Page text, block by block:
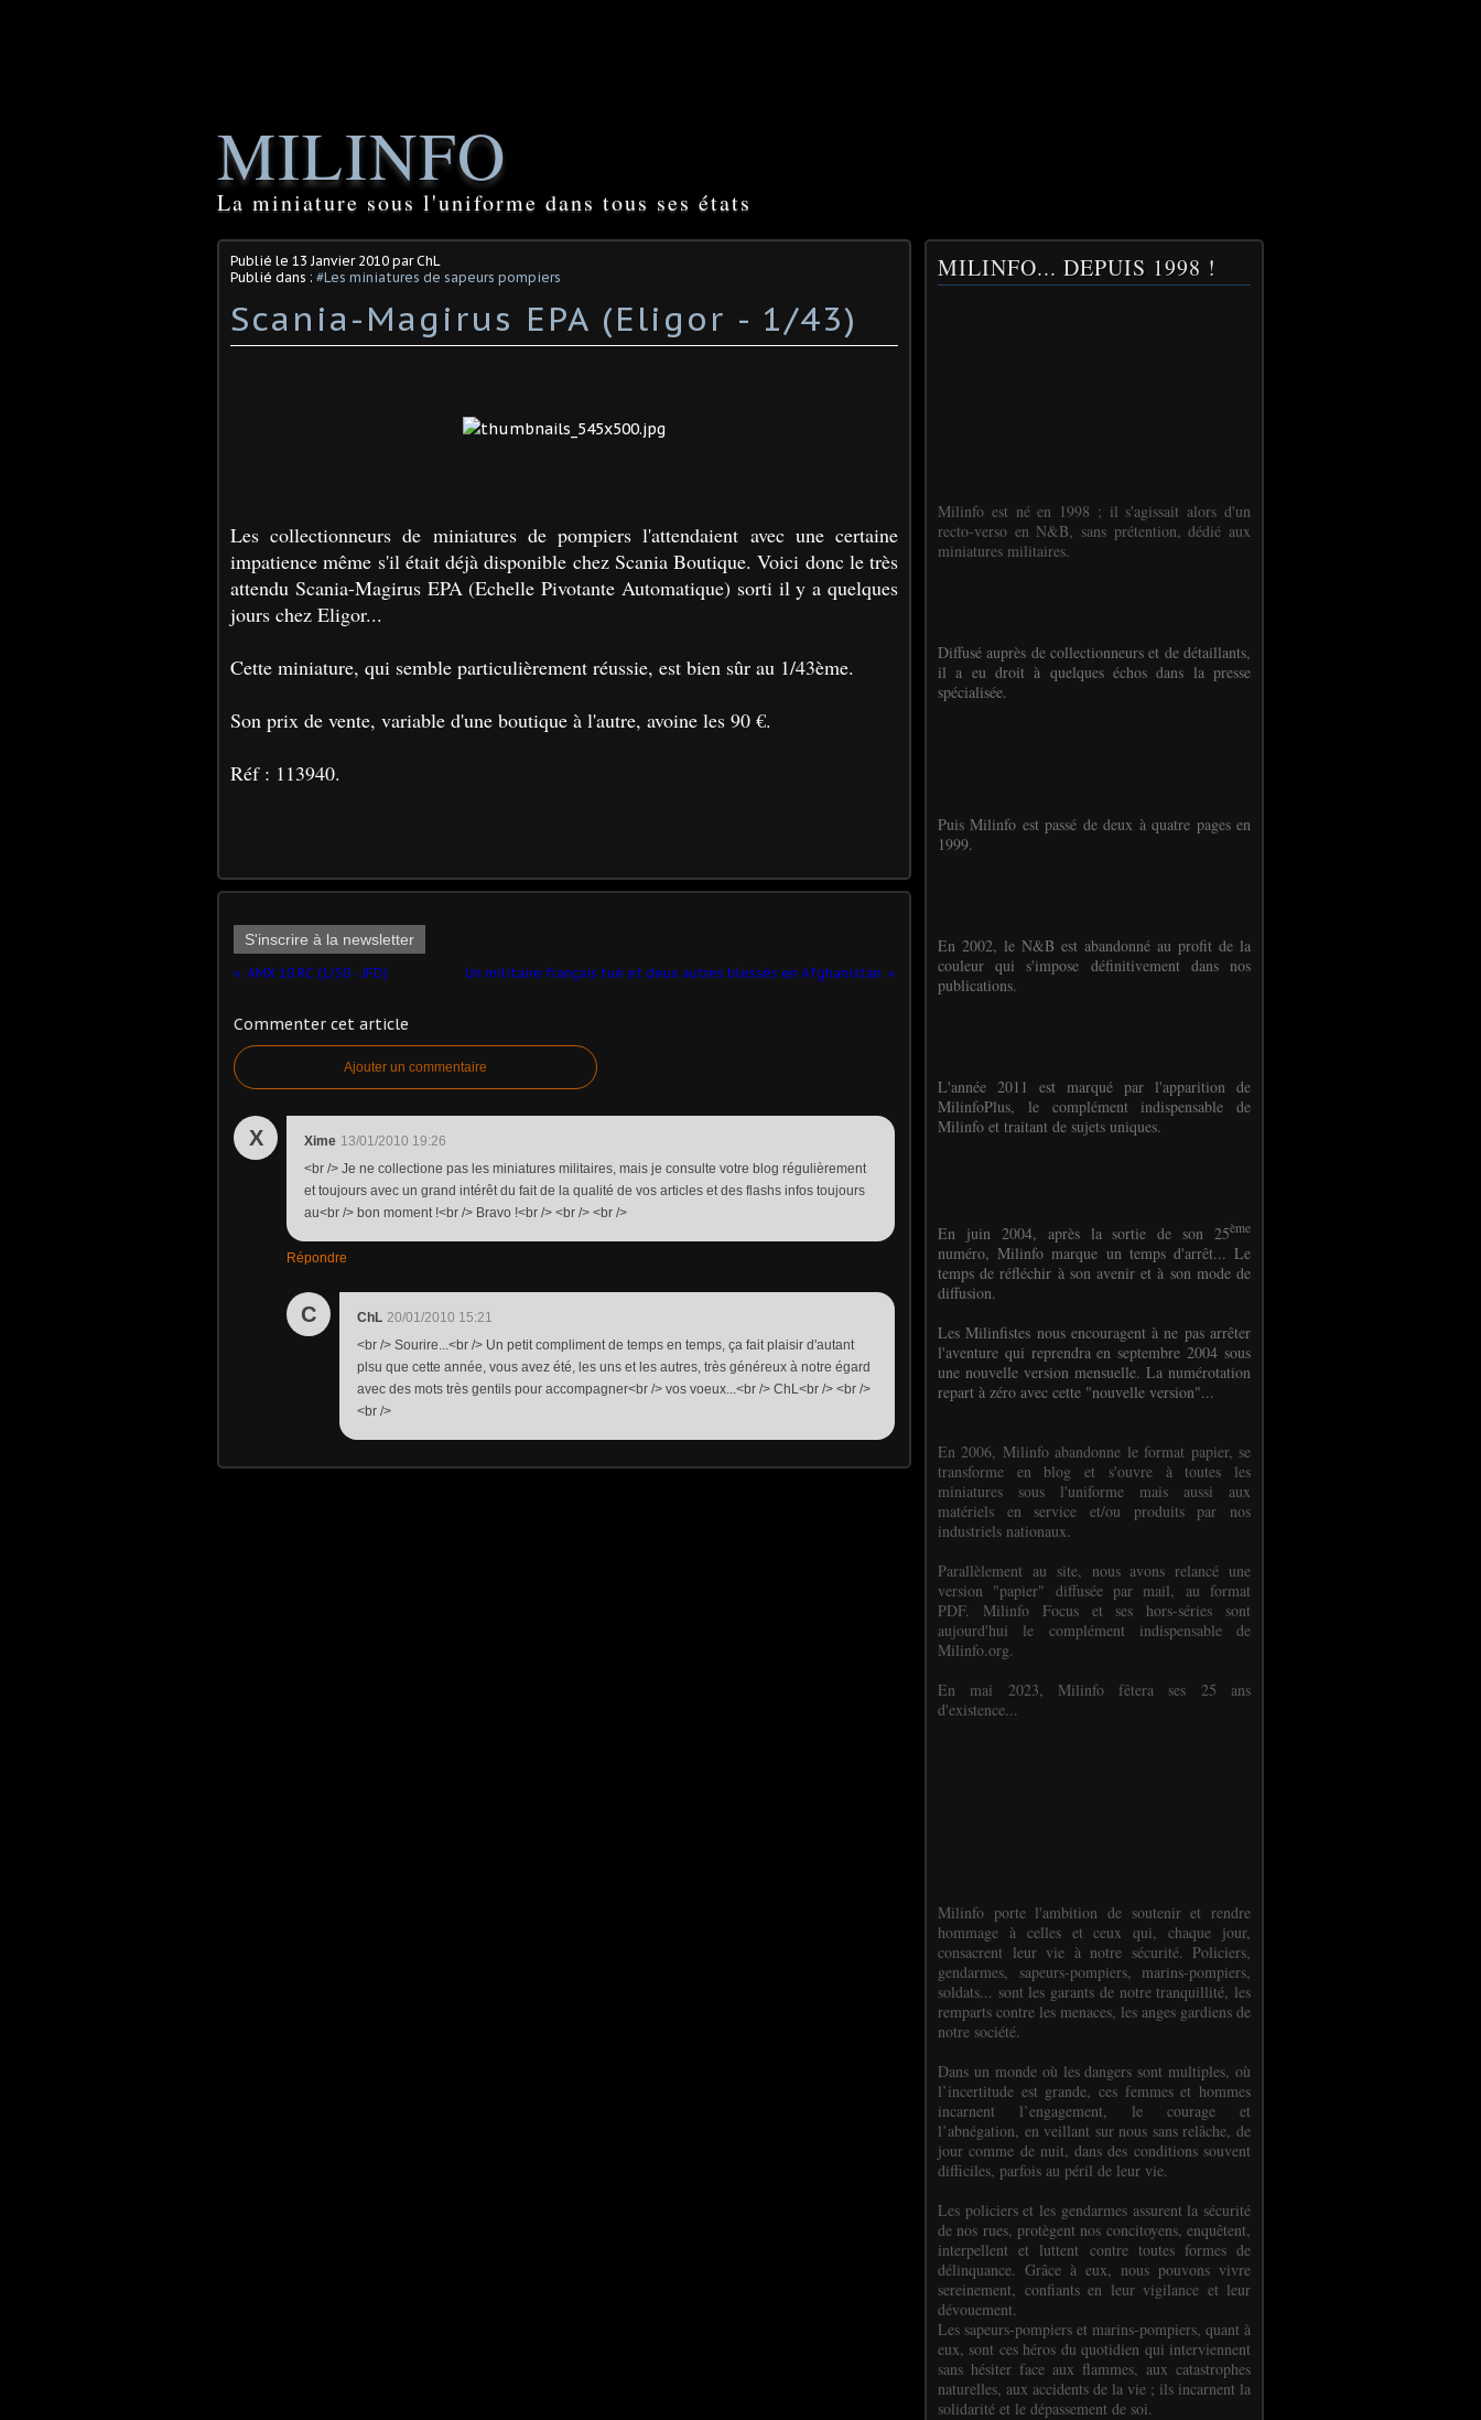
MILINFO
La miniature sous l'uniforme dans tous ses états
Publié le 13 Janvier 2010 par ChL
Publié dans : #Les miniatures de sapeurs pompiers
Scania-Magirus EPA (Eligor - 1/43)
Les collectionneurs de miniatures de pompiers l'attendaient avec une certaine
impatience même s'il était déjà disponible chez Scania Boutique. Voici donc le très
attendu Scania-Magirus EPA (Echelle Pivotante Automatique) sorti il y a quelques
jours chez Eligor...
Cette miniature, qui semble particulièrement réussie, est bien sûr au 1/43ème.
Son prix de vente, variable d'une boutique à l'autre, avoine les 90 €.
Réf : 113940.
S'inscrire à la newsletter
AMX 10 RC (1/50 - JFD) Un militaire français tué et deux autres blessés en Afghanistan
Commenter cet article
Ajouter un commentaire
X Xime 13/01/2010 19:26
<br /> Je ne collectione pas les miniatures militaires, mais je consulte votre blog régulièrement
et toujours avec un grand intérêt du fait de la qualité de vos articles et des flashs infos toujours
au<br /> bon moment !<br /> Bravo !<br /> <br /> <br />
Répondre
C ChL 20/01/2010 15:21
<br /> Sourire...<br /> Un petit compliment de temps en temps, ça fait plaisir d'autant
plsu que cette année, vous avez été, les uns et les autres, très généreux à notre égard
avec des mots très gentils pour accompagner<br /> vos voeux...<br /> ChL<br /> <br />
<br />
MILINFO... DEPUIS 1998 !
Milinfo est né en 1998 ; il s'agissait alors d'un
recto-verso en N&B, sans prétention, dédié aux
miniatures militaires.
Diffusé auprès de collectionneurs et de détaillants,
il a eu droit à quelques échos dans la presse
spécialisée.
Puis Milinfo est passé de deux à quatre pages en
1999.
En 2002, le N&B est abandonné au profit de la
couleur qui s'impose définitivement dans nos
publications.
L'année 2011 est marqué par l'apparition de
MilinfoPlus, le complément indispensable de
Milinfo et traitant de sujets uniques.
En juin 2004, après la sortie de son 25ème
numéro, Milinfo marque un temps d'arrêt... Le
temps de réfléchir à son avenir et à son mode de
diffusion.
Les Milinfistes nous encouragent à ne pas arrêter
l'aventure qui reprendra en septembre 2004 sous
une nouvelle version mensuelle. La numérotation
repart à zéro avec cette "nouvelle version"...
En 2006, Milinfo abandonne le format papier, se
transforme en blog et s'ouvre à toutes les
miniatures sous l'uniforme mais aussi aux
matériels en service et/ou produits par nos
industriels nationaux.
Parallèlement au site, nous avons relancé une
version "papier" diffusée par mail, au format
PDF. Milinfo Focus et ses hors-séries sont
aujourd'hui le complément indispensable de
Milinfo.org.
En mai 2023, Milinfo fêtera ses 25 ans
d'existence...
Milinfo porte l'ambition de soutenir et rendre
hommage à celles et ceux qui, chaque jour,
consacrent leur vie à notre sécurité. Policiers,
gendarmes, sapeurs-pompiers, marins-pompiers,
soldats... sont les garants de notre tranquillité, les
remparts contre les menaces, les anges gardiens de
notre société.
Dans un monde où les dangers sont multiples, où
l’incertitude est grande, ces femmes et hommes
incarnent l’engagement, le courage et
l’abnégation, en veillant sur nous sans relâche, de
jour comme de nuit, dans des conditions souvent
difficiles, parfois au péril de leur vie.
Les policiers et les gendarmes assurent la sécurité
de nos rues, protègent nos concitoyens, enquêtent,
interpellent et luttent contre toutes formes de
délinquance. Grâce à eux, nous pouvons vivre
sereinement, confiants en leur vigilance et leur
dévouement.
Les sapeurs-pompiers et marins-pompiers, quant à
eux, sont ces héros du quotidien qui interviennent
sans hésiter face aux flammes, aux catastrophes
naturelles, aux accidents de la vie ; ils incarnent la
solidarité et le dépassement de soi.